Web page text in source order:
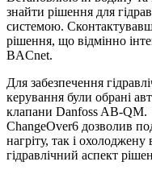
знайти рішення для
системою.
рішення, що відмінно
BACnet.
Для забезпечення
керування були обрані
клапани Danfoss AB-
ChangeOver6 дозволив
нагріту, так і
гідравлічний аспект